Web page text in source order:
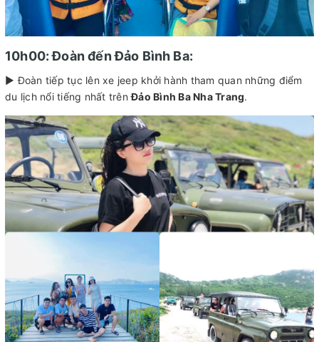
10h00: Đoàn đến Đảo Bình Ba:
► Đoàn tiếp tục lên xe jeep khởi hành tham quan những điểm
du lịch nổi tiếng nhất trênĐảo Bình Ba Nha Trang.